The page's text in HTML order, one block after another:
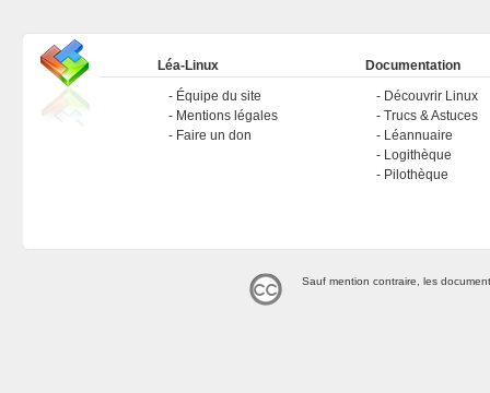
Léa-Linux
Équipe du site
Mentions légales
Faire un don
Documentation
Découvrir Linux
Trucs & Astuces
Léannuaire
Logithèque
Pilothèque
Sauf mention contraire, les